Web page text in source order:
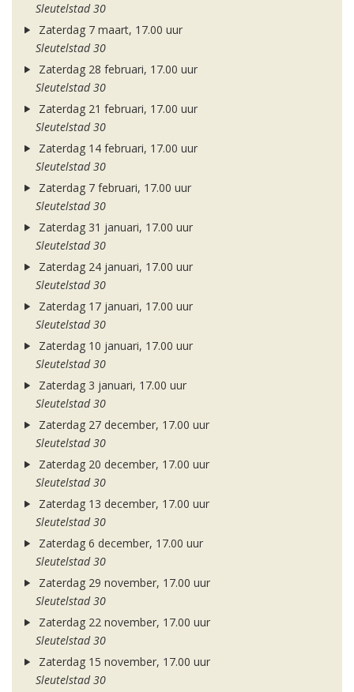
Sleutelstad 30
Zaterdag 7 maart, 17.00 uur
Sleutelstad 30
Zaterdag 28 februari, 17.00 uur
Sleutelstad 30
Zaterdag 21 februari, 17.00 uur
Sleutelstad 30
Zaterdag 14 februari, 17.00 uur
Sleutelstad 30
Zaterdag 7 februari, 17.00 uur
Sleutelstad 30
Zaterdag 31 januari, 17.00 uur
Sleutelstad 30
Zaterdag 24 januari, 17.00 uur
Sleutelstad 30
Zaterdag 17 januari, 17.00 uur
Sleutelstad 30
Zaterdag 10 januari, 17.00 uur
Sleutelstad 30
Zaterdag 3 januari, 17.00 uur
Sleutelstad 30
Zaterdag 27 december, 17.00 uur
Sleutelstad 30
Zaterdag 20 december, 17.00 uur
Sleutelstad 30
Zaterdag 13 december, 17.00 uur
Sleutelstad 30
Zaterdag 6 december, 17.00 uur
Sleutelstad 30
Zaterdag 29 november, 17.00 uur
Sleutelstad 30
Zaterdag 22 november, 17.00 uur
Sleutelstad 30
Zaterdag 15 november, 17.00 uur
Sleutelstad 30